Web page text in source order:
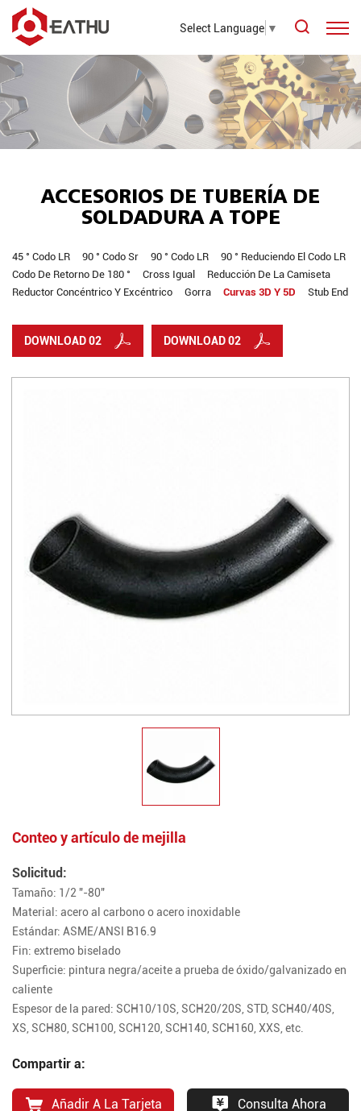
Select Language ▼
ACCESORIOS DE TUBERÍA DE
SOLDADURA A TOPE
45 ° Codo LR 90 ° Codo Sr 90 ° Codo LR
90 ° Reduciendo El Codo LR
Codo De Retorno De 180 °
Cross Igual
Reducción De La Camiseta
Reductor Concéntrico Y Excéntrico
Gorra Curvas 3D Y 5D Stub End
DOWNLOAD 02 DOWNLOAD 02
Conteo y artículo de mejilla
Solicitud:
Tamaño: 1/2 "-80"
Material: acero al carbono o acero inoxidable
Estándar: ASME/ANSI B16.9
Fin: extremo biselado
Superficie: pintura negra/aceite a prueba de óxido/galvanizado en
caliente
Espesor de la pared: SCH10/10S, SCH20/20S, STD, SCH40/40S,
XS, SCH80, SCH100, SCH120, SCH140, SCH160, XXS, etc.
Compartir a:
Añadir A La Tarjeta Consulta Ahora